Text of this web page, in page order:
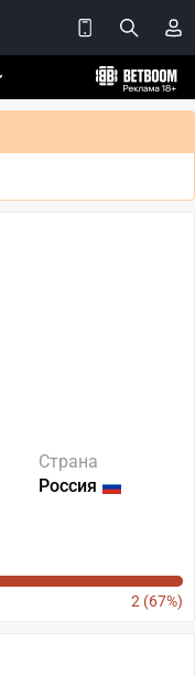
Страна
Россия
2 (67%)